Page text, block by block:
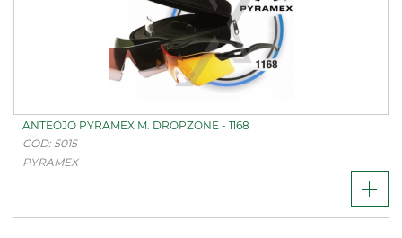
ANTEOJO PYRAMEX M. DROPZONE - 1168
COD: 5015
PYRAMEX